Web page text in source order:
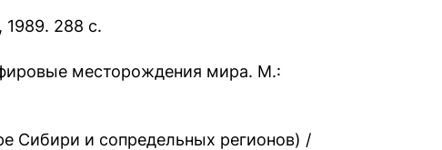
288 с.
месторождения мира. М.:
Сибири и сопредельных регионов) /